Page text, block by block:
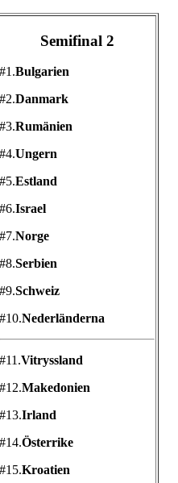
Semifinal 2
#1.Bulgarien
#2.Danmark
#3.Rumänien
#4.Ungern
#5.Estland
#6.Israel
#7.Norge
#8.Serbien
#9.Schweiz
#10.Nederländerna
#11.Vitryssland
#12.Makedonien
#13.Irland
#14.Österrike
#15.Kroatien